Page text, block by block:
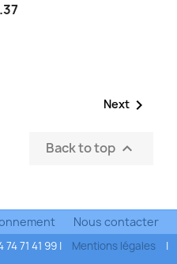
Next 
Back to top 
Nous contacter
71 41 99 | Mentions légales
|